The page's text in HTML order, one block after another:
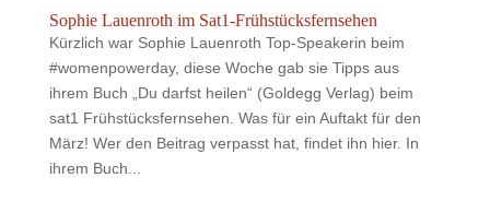
Sophie Lauenroth im Sat1-Frühstücksfernsehen
Kürzlich war Sophie Lauenroth Top-Speakerin beim
#womenpowerday, diese Woche gab sie Tipps aus
ihrem Buch „Du darfst heilen“ (Goldegg Verlag) beim
sat1 Frühstücksfernsehen. Was für ein Auftakt für den
März! Wer den Beitrag verpasst hat, findet ihn hier. In
ihrem Buch...